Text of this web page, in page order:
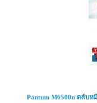
Pantum M6500n ตลับห